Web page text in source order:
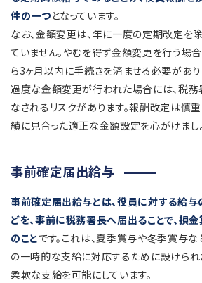
件の一つとなっています。
なお、金額変更は、年に一度の定期改定を
ていません。やむを得ず金額変更を行う場
ら3ヶ月以内に手続きを済ませる必要があり
過度な金額変更が行われた場合には、税
なされるリスクがあります。報酬改定は慎
績に見合った適正な金額設定を心がけましょ
事前確定届出給与
事前確定届出給与とは、役員に対する給
どを、事前に税務署長へ届出ることで、損
のことです。これは、夏季賞与や冬季賞与
の一時的な支給に対応するために設けられ
柔軟な支給を可能にしています。